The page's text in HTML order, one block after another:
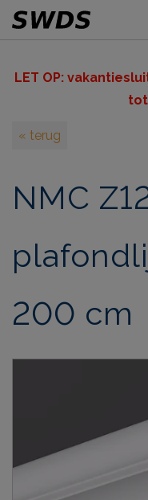
LET OP: v
tot
« terug
NMC
200 cm